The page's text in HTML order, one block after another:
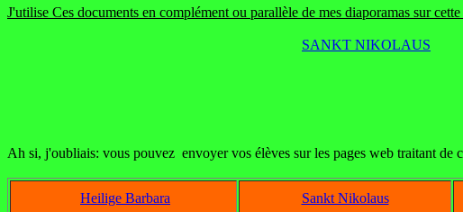
J'utilise Ces documents en complément ou parallèle de mes diaporamas sur
SANKT NIKOLAUS
Ah si, j'oubliais: vous pouvez envoyer vos élèves sur les pages web traitant
Heilige Barbara Sankt Nikolaus